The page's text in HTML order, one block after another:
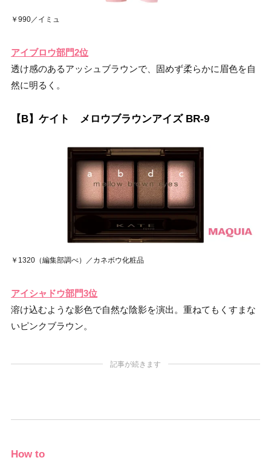
￥990／イミュ
アイブロウ部門2位
透け感のあるアッシュブラウンで、固めず柔らかに眉色を自
然に明るく。
【B】ケイト メロウブラウンアイズ BR-9
￥1320（編集部調べ）／カネボウ化粧品
アイシャドウ部門3位
溶け込むような影色で自然な陰影を演出。重ねてもくすまな
いピンクブラウン。
記事が続きます
How to